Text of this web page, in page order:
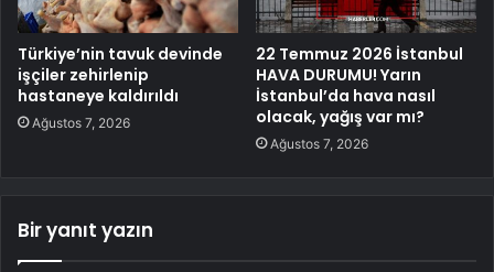
Türkiye’nin tavuk devinde
işçiler zehirlenip
hastaneye kaldırıldı
Ağustos 7, 2026
22 Temmuz 2026 İstanbul
HAVA DURUMU! Yarın
İstanbul’da hava nasıl
olacak, yağış var mı?
Ağustos 7, 2026
Bir yanıt yazın